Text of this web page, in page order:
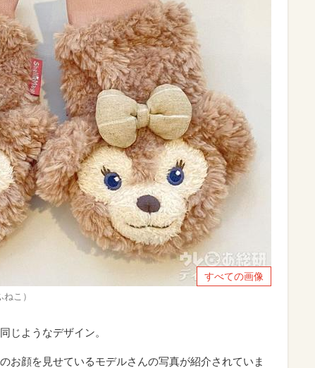
すべての画像
こ）
じようなデザイン。
お顔を見せているモデルさんの写真が紹介されていま